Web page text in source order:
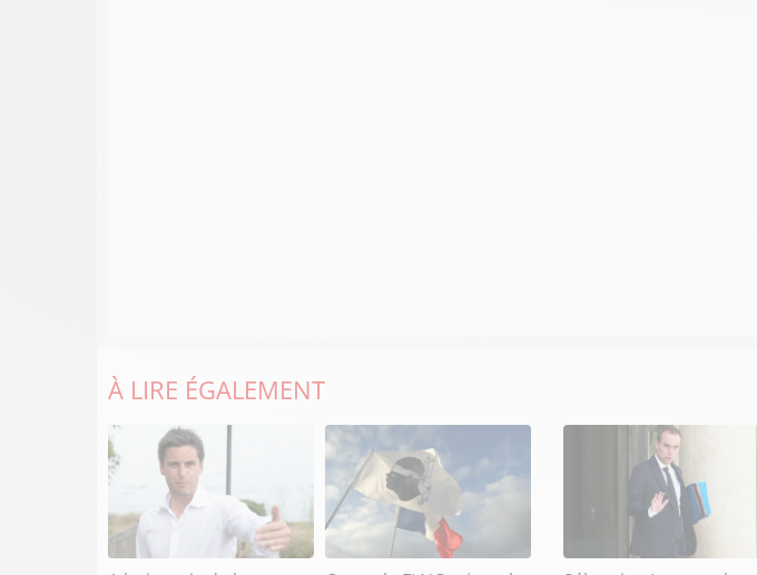
À LIRE ÉGALEMENT